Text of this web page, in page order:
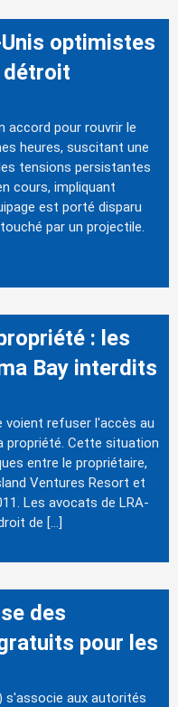
optimistes
détroit
accord pour rouvrir le
heures, suscitant une
tensions persistantes
cours, impliquant
est porté disparu
par un projectile.
: les
Bay interdits
voient refuser l'accès au
propriété. Cette situation
entre le propriétaire,
Ventures Resort et
Les avocats de LRA-
de […]
des
pour les
s'associe aux autorités